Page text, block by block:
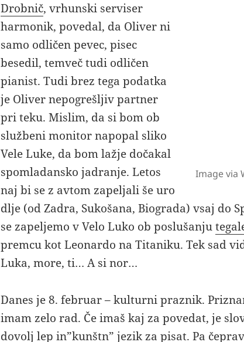
Image via
Drobnič, vrhunski serviser
harmonik, povedal, da Oliver ni
samo odličen pevec, pisec
besedil, temveč tudi odličen
pianist. Tudi brez tega podatka
je Oliver nepogrešljiv partner
pri teku. Mislim, da si bom ob
službeni monitor napopal sliko
Vele Luke, da bom lažje dočakal
spomladansko jadranje. Letos
naj bi se z avtom zapeljali še uro
dlje (od Zadra, Sukošana, Biograda) vsaj do
se zapeljemo v Velo Luko ob poslušanju
premcu kot Leonardo na Titaniku. Tek sad
Luka, more, ti… A si nor…
Danes je 8. februar – kulturni praznik.
imam zelo rad. Če imaš kaj za povedat, je
dovolj lep in”kunštn” jezik za pisat. Pa